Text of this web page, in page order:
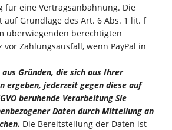
für eine Vertragsanbahnung. Die
Grundlage des Art. 6 Abs. 1 lit. f
überwiegenden berechtigten
vor Zahlungsausfall, wenn PayPal in
aus Gründen, die sich aus Ihrer
ergeben, jederzeit gegen diese auf
beruhende Verarbeitung Sie
Daten durch Mitteilung an
Die Bereitstellung der Daten ist